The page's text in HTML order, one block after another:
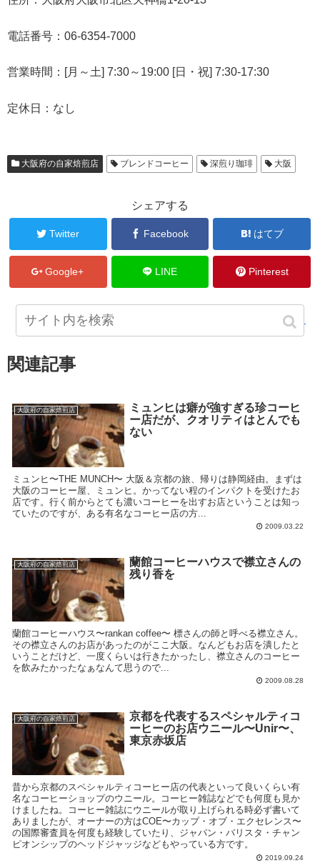
電話番号：06-6354-7000
営業時間：[月～土] 7:30～19:00 [日・祝] 7:30-17:30
定休日：なし
大阪府の自家焙煎店 ブレンドコーヒー 深煎り珈琲 大阪
シェアする
Twitter Facebook はてブ
Google+ LINE Pinterest
カフワ
関連記事
大阪府の自家焙煎店
ミュンヒは癖が強すぎる珍コーヒ
ー店だが、クオリティはとんでも
ない
ミュンヒ〜THE MUNCH〜 大阪＆京都の旅、帰りは静岡経由。まずは
大阪のコーヒー屋、ミュンヒ。かってない程のインパクトを受けたお
店です。行く前からとても濃いコーヒーを出すお店ということは知っ
ていたのですが、ある有名なコーヒー店の方...
2009.03.22
大阪府の自家焙煎店
蘭館コーヒーハウスで襟立さんの
残り香を
蘭館コーヒーハウス〜rankan coffee〜 標さんの師と呼べる襟立さん。
その襟立さんのお店があったのがここ大阪。なんどもお店を潰したと
いうことだけど、一度くらいは行きたかったし、襟立さんのコーヒー
を飲みたかったなぁなんて思うので...
2009.08.28
大阪府の自家焙煎店
京都を代表するスペシャルティコ
ーヒーのお店ウニール〜Unir〜、
東京赤坂店
昔から京都のスペシャルティコーヒー店の代表といって良いくらい有
名なコーヒーショップのウニール。コーヒー雑誌などでも何度も見か
けましたね。コーヒー雑誌にウニールが取り上げられる時必ず書いて
ありましたが、オーナーの方はCOE〜カップ・オブ・エクセレンス〜
の国際審査員を何度も経験していたり、ジャパン・バリスタ・チャン
ピオンシップのヘッドジャッジなどもやっている方です。
2019.09.24